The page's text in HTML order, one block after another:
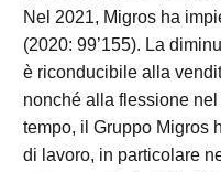
Nel 2021, Migros ha
(2020: 99’155). La
è riconducibile alla
nonché alla flessione
tempo, il Gruppo Migros
di lavoro, in particolare